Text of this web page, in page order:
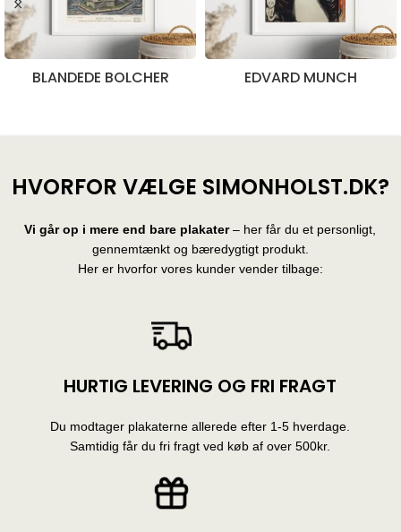
BLANDEDE BOLCHER EDVARD MUNCH
HVORFOR VÆLGE SIMONHOLST.DK?
Vi går op i mere end bare plakater– her får du et personligt,
gennemtænkt og bæredygtigt produkt.
Her er hvorfor vores kunder vender tilbage:
HURTIG LEVERING OG FRI FRAGT
Du modtager plakaterne allerede efter 1-5 hverdage.
Samtidig får du fri fragt ved køb af over 500kr.